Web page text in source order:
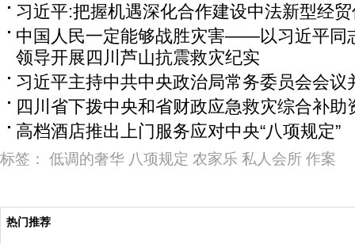
习近平:把握机遇深化合作建设中法新型经
中国人民一定能够战胜灾害——以习近平同
领导开展四川芦山抗震救灾纪实
习近平主持中共中央政治局常务委员会会议
四川省下拨中央和省财政应急救灾综合补助
高档酒店推出上门服务应对中央“八项规定”
标签： 低调的奢华 八项规定 农家乐 私人会所 作案
热门推荐